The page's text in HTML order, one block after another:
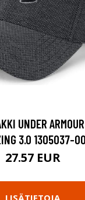
UNDER
3.0 1305037-
27.57 EUR
LISÄTIETOJA